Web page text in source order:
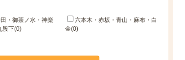
・御茶ノ水・神楽
段下(0)
六本木・赤坂・青山・麻布・白
金(0)